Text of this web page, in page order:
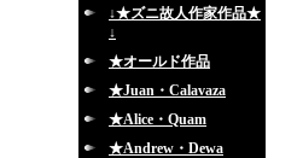
↓★ズニ故人作家作品★
↓
★オールド作品
★Juan・Calavaza
★Alice・Quam
★Andrew・Dewa